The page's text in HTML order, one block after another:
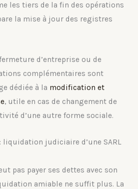
les tiers de la fin des opérations
la mise à jour des registres
d’entreprise ou de
complémentaires sont
dédiée à la modification et
, utile en cas de changement de
d’une autre forme sociale.
liquidation judiciaire d’une SARL
pas payer ses dettes avec son
amiable ne suffit plus. La